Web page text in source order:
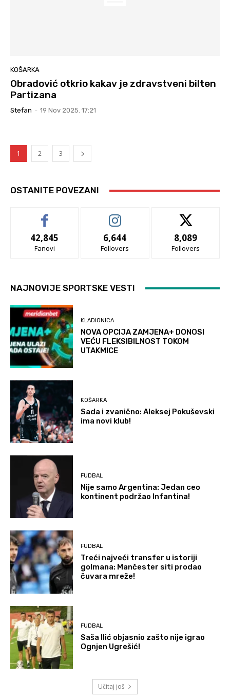
KOŠARKA
Obradović otkrio kakav je zdravstveni bilten
Partizana
Stefan - 19 Nov 2025. 17:21
1 2 3
OSTANITE POVEZANI
42,845
Fanovi
6,644
Follovers
8,089
Follovers
NAJNOVIJE SPORTSKE VESTI
KLADIONICA
NOVA OPCIJA ZAMJENA+ DONOSI
VEĆU FLEKSIBILNOST TOKOM
UTAKMICE
KOŠARKA
Sada i zvanično: Aleksej Pokuševski
ima novi klub!
FUDBAL
Nije samo Argentina: Jedan ceo
kontinent podržao Infantina!
FUDBAL
Treći najveći transfer u istoriji
golmana: Mančester siti prodao
čuvara mreže!
FUDBAL
Saša Ilić objasnio zašto nije igrao
Ognjen Ugrešić!
Učitaj još